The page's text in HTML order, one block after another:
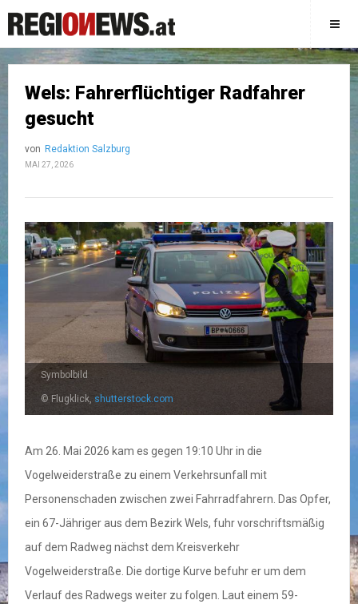
Wels: Fahrerflüchtiger Radfahrer
gesucht
von Redaktion Salzburg
MAI 27, 2026
Symbolbild
© Flugklick, shutterstock.com
Am 26. Mai 2026 kam es gegen 19:10 Uhr in die
Vogelweiderstraße zu einem Verkehrsunfall mit
Personenschaden zwischen zwei Fahrradfahrern. Das Opfer,
ein 67-Jähriger aus dem Bezirk Wels, fuhr vorschriftsmäßig
auf dem Radweg nächst dem Kreisverkehr
Vogelweiderstraße. Die dortige Kurve befuhr er um dem
Verlauf des Radwegs weiter zu folgen. Laut einem 59-